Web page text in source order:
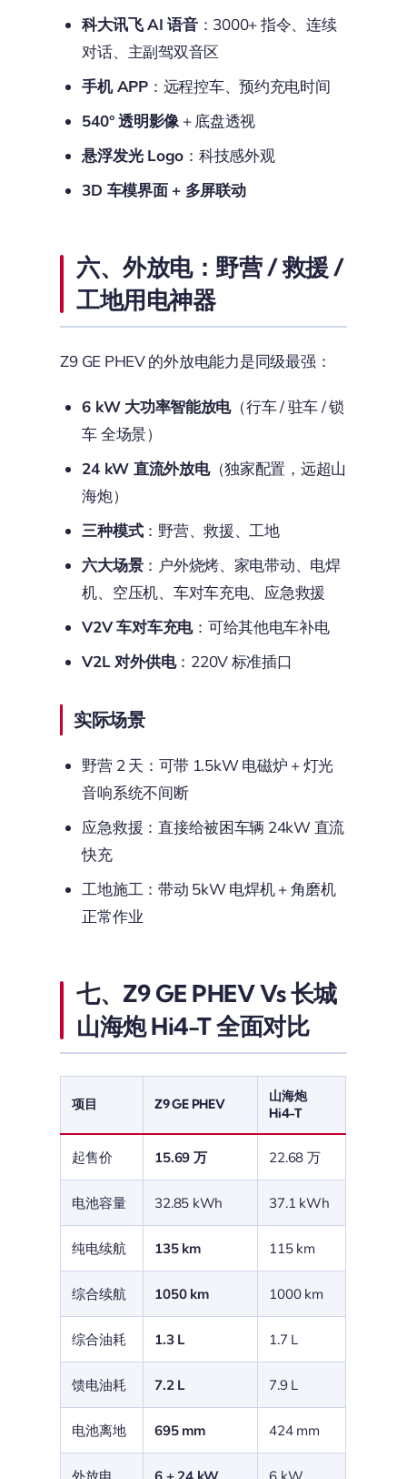
科大讯飞 AI 语音：3000+ 指令、连续
对话、主副驾双音区
手机 APP：远程控车、预约充电时间
540° 透明影像 + 底盘透视
悬浮发光 Logo ：科技感外观
3D 车模界面 + 多屏联动
六、外放电：野营 / 救援 /
工地用电神器
Z9 GE PHEV 的外放电能力是同级最强：
6 kW 大功率智能放电（行车 / 驻车 / 锁
车 全场景）
24 kW 直流外放电（独家配置，远超山
海炮）
三种模式：野营、救援、工地
六大场景：户外烧烤、家电带动、电焊
机、空压机、车对车充电、应急救援
V2V 车对车充电：可给其他电车补电
V2L 对外供电：220V 标准插口
实际场景
野营 2 天：可带 1.5kW 电磁炉 + 灯光
音响系统不间断
应急救援：直接给被困车辆 24kW 直流
快充
工地施工：带动 5kW 电焊机 + 角磨机
正常作业
七、Z9 GE PHEV Vs 长城
山海炮 Hi4-T 全面对比
项目 Z9 GE PHEV
山海炮
Hi4-T
起售价 15.69 万 22.68 万
电池容量 32.85 kWh 37.1 kWh
纯电续航 135 km 115 km
综合续航 1050 km 1000 km
综合油耗 1.3 L 1.7 L
馈电油耗 7.2 L 7.9 L
电池离地 695 mm 424 mm
外放电 6 + 24 kW 6 kW